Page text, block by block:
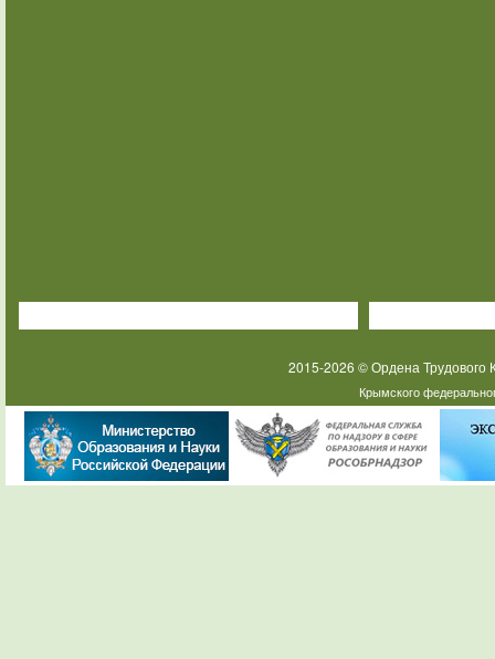
2015-2026 © Ордена
Крымского